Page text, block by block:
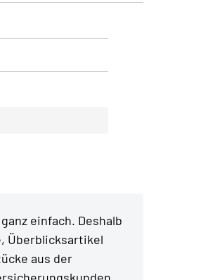
einfach. Deshalb
Überblicksartikel
aus der